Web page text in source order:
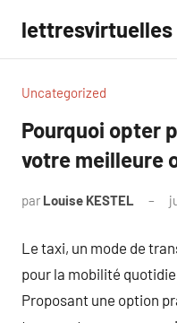
contenu
lettresvirtuelles
Uncategorized
Pourquoi opter
votre meilleure
par Louise KESTEL
Le taxi, un mode de
pour la mobilité
Proposant une option